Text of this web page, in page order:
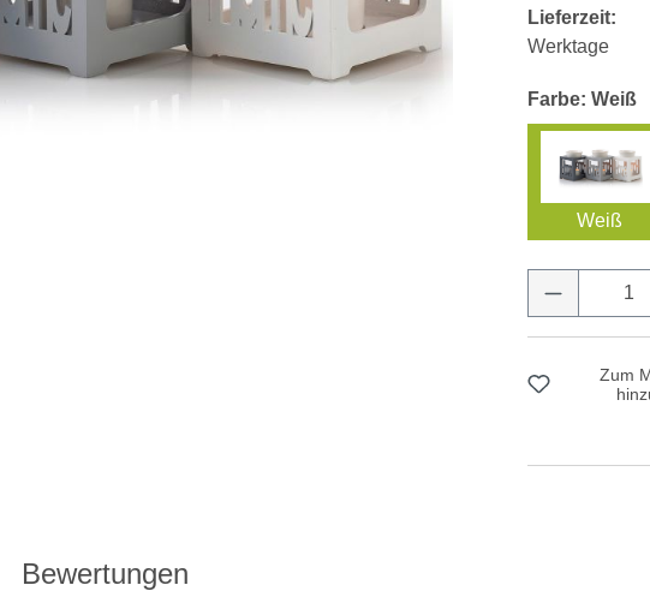
Lieferzeit:
Werktage
Farbe: Weiß
Weiß
Produkt
Zum
Bewertungen